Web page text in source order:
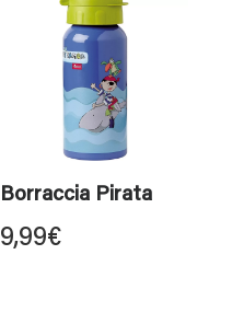
Borraccia Pirata
9,99€